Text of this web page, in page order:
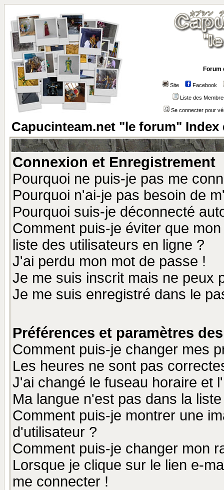
Forum
Site Facebook
Liste des
Se connecter pour
Capucinteam.net "le forum" Index
Connexion et Enregistrement
Pourquoi ne puis-je pas me
Pourquoi n'ai-je pas besoin de
Pourquoi suis-je déconnecté
Comment puis-je éviter que
liste des utilisateurs en ligne ?
J'ai perdu mon mot de passe !
Je me suis inscrit mais ne peux
Je me suis enregistré dans le
Préférences et paramètres
Comment puis-je changer mes
Les heures ne sont pas
J'ai changé le fuseau horaire et
Ma langue n'est pas dans la
Comment puis-je montrer une
d'utilisateur ?
Comment puis-je changer mon
Lorsque je clique sur le lien e-
me connecter !